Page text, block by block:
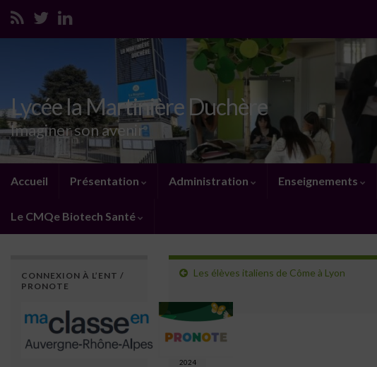
Lycée la Martinière Duchère
Imaginer son avenir
Accueil Présentation Administration Enseignements
Le CMQe Biotech Santé
Les élèves italiens de Côme à Lyon
AVR
18
2024
CONNEXION À L’ENT /
PRONOTE